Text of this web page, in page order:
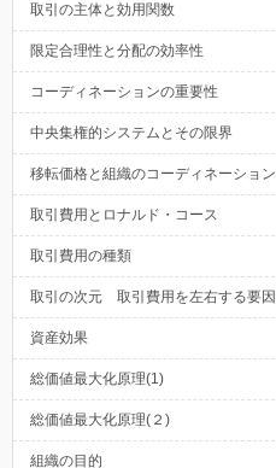
取引の主体と効用関数
限定合理性と分配の効率性
コーディネーションの重要性
中央集権的システムとその限界
移転価格と組織のコーディネーション
取引費用とロナルド・コース
取引費用の種類
取引の次元 取引費用を左右する要因
資産効果
総価値最大化原理(1)
総価値最大化原理(２)
組織の目的